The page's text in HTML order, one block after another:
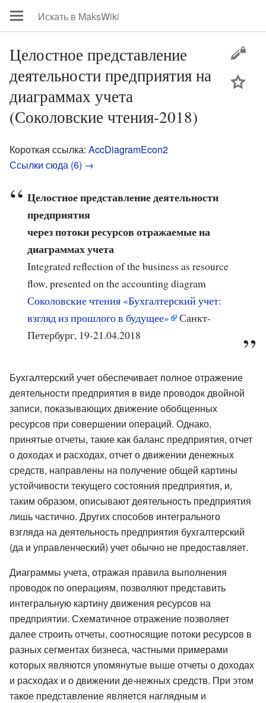
Целостное представление
деятельности предприятия на
диаграммах учета
(Соколовские чтения-2018)
Короткая ссылка: AccDiagramEcon2
Ссылки сюда (6) →
Целостное представление деятельности
предприятия
через потоки ресурсов отражаемые на
диаграммах учета
Integrated reflection of the business as resource
flow, presented on the accounting diagram
Соколовские чтения «Бухгалтерский учет:
взгляд из прошлого в будущее»
Санкт-
Петербург, 19-21.04.2018
Бухгалтерский учет обеспечивает полное отражение
деятельности предприятия в виде проводок двойной
записи, показывающих движение обобщенных
ресурсов при совершении операций. Однако,
принятые отчеты, такие как баланс предприятия, отчет
о доходах и расходах, отчет о движении денежных
средств, направлены на получение общей картины
устойчивости текущего состояния предприятия, и,
таким образом, описывают деятельность предприятия
лишь частично. Других способов интегрального
взгляда на деятельность предприятия бухгалтерский
(да и управленческий) учет обычно не предоставляет.
Диаграммы учета, отражая правила выполнения
проводок по операциям, позволяют представить
интегральную картину движения ресурсов на
предприятии. Схематичное отражение позволяет
далее строить отчеты, соотносящие потоки ресурсов в
разных сегментах бизнеса, частными примерами
которых являются упомянутые выше отчеты о доходах
и расходах и о движении де-нежных средств. При этом
такое представление является наглядным и